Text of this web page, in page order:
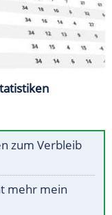
zum Verbleib
mehr mein